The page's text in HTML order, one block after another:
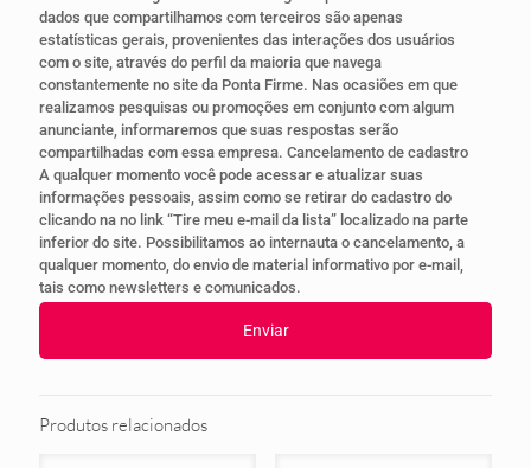
dados que compartilhamos com terceiros são apenas
estatísticas gerais, provenientes das interações dos usuários
com o site, através do perfil da maioria que navega
constantemente no site da Ponta Firme. Nas ocasiões em que
realizamos pesquisas ou promoções em conjunto com algum
anunciante, informaremos que suas respostas serão
compartilhadas com essa empresa. Cancelamento de cadastro
A qualquer momento você pode acessar e atualizar suas
informações pessoais, assim como se retirar do cadastro do
clicando na no link “Tire meu e-mail da lista” localizado na parte
inferior do site. Possibilitamos ao internauta o cancelamento, a
qualquer momento, do envio de material informativo por e-mail,
tais como newsletters e comunicados.
Produtos relacionados